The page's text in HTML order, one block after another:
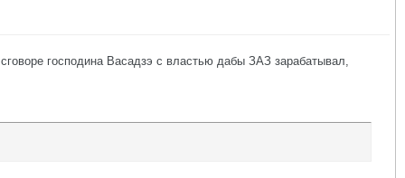
господина Васадзэ с властью дабы ЗАЗ зарабатывал,